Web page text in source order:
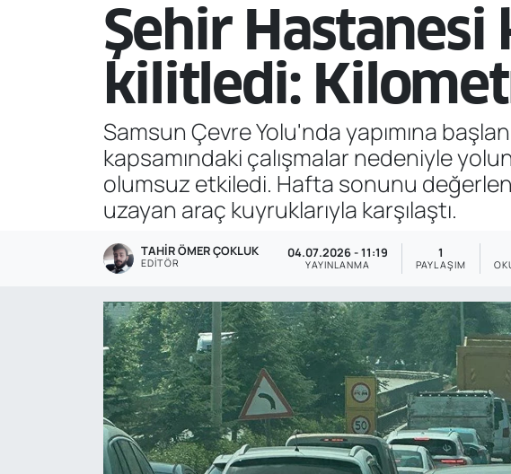
Şehir Hastanesi
kilitledi:
Samsun Çevre Yolu'nda yapımına
kapsamındaki çalışmalar nedeniyle
olumsuz etkiledi. Hafta sonunu
uzayan araç kuyruklarıyla karşılaştı.
TAHIR ÖMER ÇOKLUK
EDITÖR
04.07.2026 - 11:19
YAYINLANMA
1
PAYLAŞIM
Özel Haber
POLİTİKA
Siyaset